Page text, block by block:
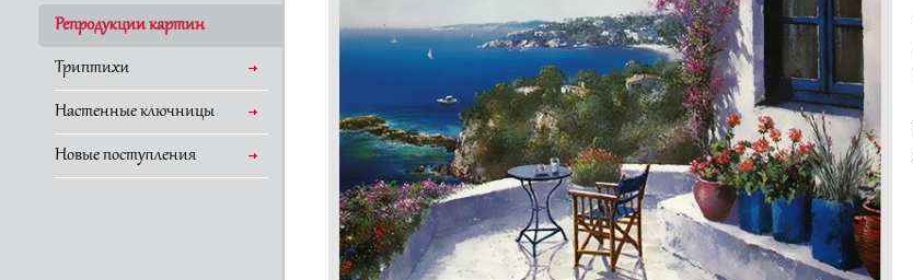
Репродукции картин
Триптихи
Настенные ключницы
Новые поступления